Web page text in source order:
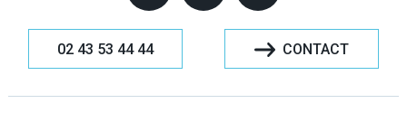
02 43 53 44 44 CONTACT